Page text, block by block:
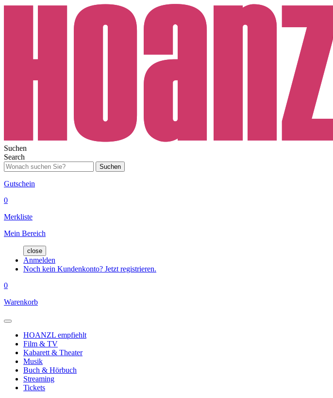
Suchen
Search
Suchen
Gutschein
0
Merkliste
Mein Bereich
close
Anmelden
Noch kein Kundenkonto? Jetzt registrieren.
0
Warenkorb
HOANZL empfiehlt
Film & TV
Kabarett & Theater
Musik
Buch & Hörbuch
Streaming
Tickets